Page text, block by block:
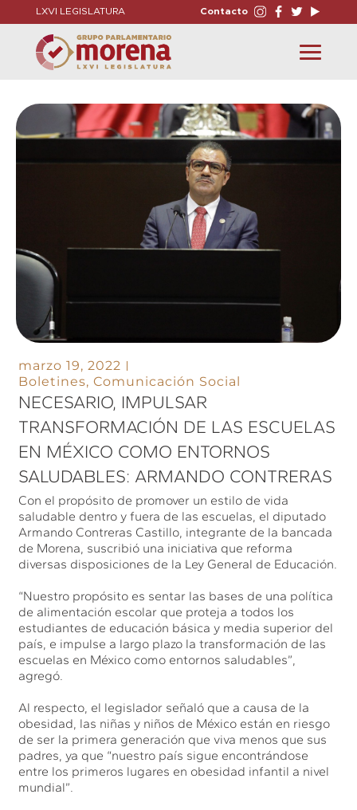
LXVI LEGISLATURA Contacto
Toggle
navigation
marzo 19, 2022
Boletines,Comunicación Social
NECESARIO, IMPULSAR
TRANSFORMACIÓN DE LAS ESCUELAS
EN MÉXICO COMO ENTORNOS
SALUDABLES: ARMANDO CONTRERAS
Con el propósito de promover un estilo de vida
saludable dentro y fuera de las escuelas, el diputado
Armando Contreras Castillo, integrante de la bancada
de Morena, suscribió una iniciativa que reforma
diversas disposiciones de la Ley General de Educación.
“Nuestro propósito es sentar las bases de una política
de alimentación escolar que proteja a todos los
estudiantes de educación básica y media superior del
país, e impulse a largo plazo la transformación de las
escuelas en México como entornos saludables”,
agregó.
Al respecto, el legislador señaló que a causa de la
obesidad, las niñas y niños de México están en riesgo
de ser la primera generación que viva menos que sus
padres, ya que “nuestro país sigue encontrándose
entre los primeros lugares en obesidad infantil a nivel
mundial”.